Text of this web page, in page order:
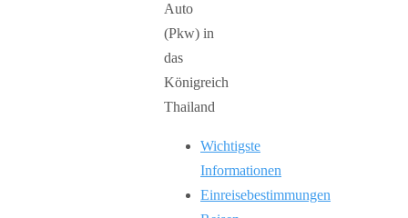
Wichtigste
Informationen
Einreisebestimmungen